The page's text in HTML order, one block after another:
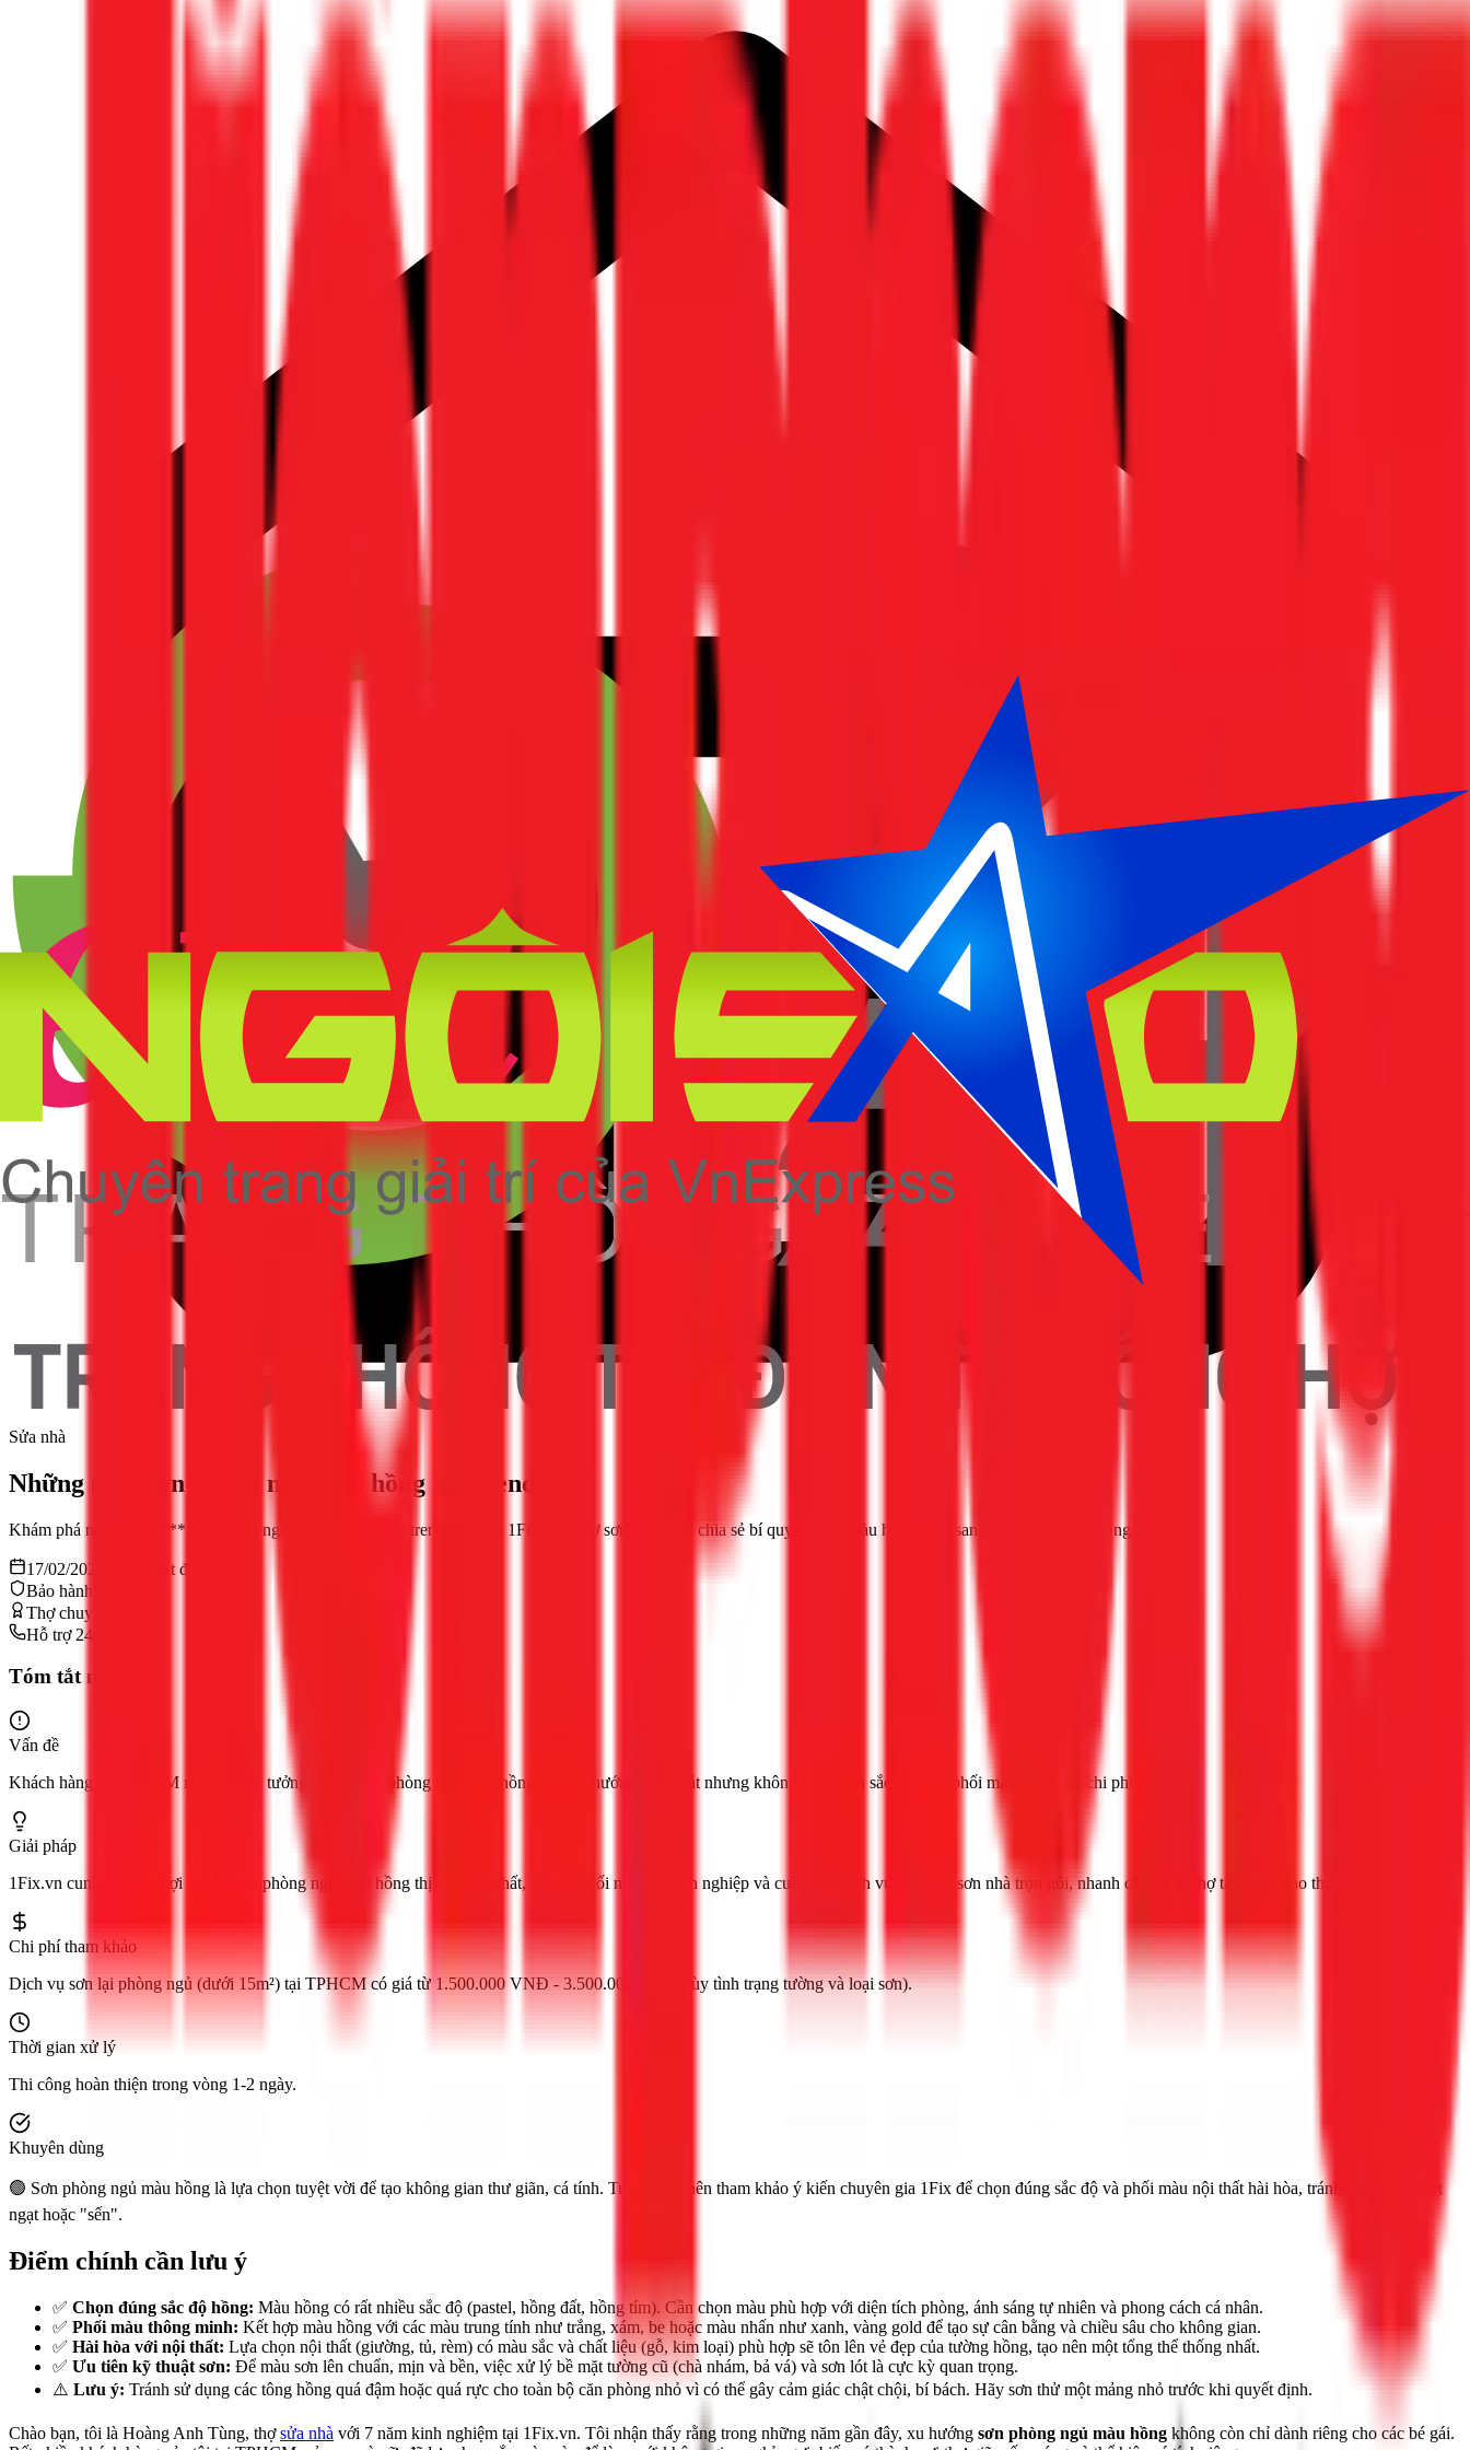
Sửa nhà
Những mẫu sơn phòng ngủ màu hồng hot trend 2023
Khám phá những mẫu **sơn phòng ngủ màu hồng** hot trend 2023 từ 1Fix.vn! Thợ sơn TPHCM chia sẻ bí quyết chọn màu hồng đẹp, sang, không sến. Xem ngay!
17/02/2026
phút đọc
Bảo hành 12 tháng
Thợ chuyên nghiệp
Hỗ trợ 24/7
Tóm tắt nhanh
Vấn đề
Khách hàng tại TPHCM muốn tìm ý tưởng và thợ sơn phòng ngủ màu hồng hợp xu hướng, đẹp mắt nhưng không biết chọn sắc độ nào, phối màu ra sao và chi phí thế nào.
Giải pháp
1Fix.vn cung cấp các gợi ý mẫu sơn phòng ngủ màu hồng thịnh hành nhất, tư vấn phối màu chuyên nghiệp và cung cấp dịch vụ thi công sơn nhà trọn gói, nhanh chóng do thợ tay nghề cao thực hiện.
Chi phí tham khảo
Dịch vụ sơn lại phòng ngủ (dưới 15m²) tại TPHCM có giá từ 1.500.000 VNĐ - 3.500.000 VNĐ (tùy tình trạng tường và loại sơn).
Thời gian xử lý
Thi công hoàn thiện trong vòng 1-2 ngày.
Khuyên dùng
🟢 Sơn phòng ngủ màu hồng là lựa chọn tuyệt vời để tạo không gian thư giãn, cá tính. Tuy nhiên, nên tham khảo ý kiến chuyên gia 1Fix để chọn đúng sắc độ và phối màu nội thất hài hòa, tránh cảm giác ngột
ngạt hoặc "sến".
Điểm chính cần lưu ý
✅ Chọn đúng sắc độ hồng: Màu hồng có rất nhiều sắc độ (pastel, hồng đất, hồng tím). Cần chọn màu phù hợp với diện tích phòng, ánh sáng tự nhiên và phong cách cá nhân.
✅ Phối màu thông minh: Kết hợp màu hồng với các màu trung tính như trắng, xám, be hoặc màu nhấn như xanh, vàng gold để tạo sự cân bằng và chiều sâu cho không gian.
✅ Hài hòa với nội thất: Lựa chọn nội thất (giường, tủ, rèm) có màu sắc và chất liệu (gỗ, kim loại) phù hợp sẽ tôn lên vẻ đẹp của tường hồng, tạo nên một tổng thể thống nhất.
✅ Ưu tiên kỹ thuật sơn: Để màu sơn lên chuẩn, mịn và bền, việc xử lý bề mặt tường cũ (chà nhám, bả vá) và sơn lót là cực kỳ quan trọng.
⚠️ Lưu ý: Tránh sử dụng các tông hồng quá đậm hoặc quá rực cho toàn bộ căn phòng nhỏ vì có thể gây cảm giác chật chội, bí bách. Hãy sơn thử một mảng nhỏ trước khi quyết định.
Chào bạn, tôi là Hoàng Anh Tùng, thợsửa nhà với 7 năm kinh nghiệm tại 1Fix.vn. Tôi nhận thấy rằng trong những năm gần đây, xu hướng sơn phòng ngủ màu hồng không còn chỉ dành riêng cho các bé gái.